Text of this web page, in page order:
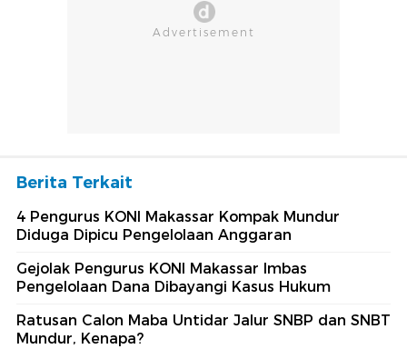
Berita Terkait
4 Pengurus KONI Makassar Kompak Mundur
Diduga Dipicu Pengelolaan Anggaran
Gejolak Pengurus KONI Makassar Imbas
Pengelolaan Dana Dibayangi Kasus Hukum
Ratusan Calon Maba Untidar Jalur SNBP dan SNBT
Mundur, Kenapa?